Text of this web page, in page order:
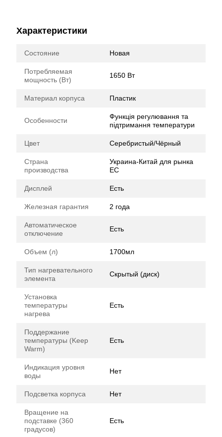
Характеристики
Состояние Новая
Потребляемая
мощность (Вт)
1650 Вт
Материал корпуса Пластик
Особенности
Функція регулювання та
підтримання температури
Цвет Серебристый/Чёрный
Страна
производства
Украина-Китай для рынка
ЕС
Дисплей Есть
Железная гарантия 2 года
Автоматическое
отключение
Есть
Объем (л) 1700мл
Тип нагревательного
элемента
Скрытый (диск)
Установка
температуры
нагрева
Есть
Поддержание
температуры (Keep
Warm)
Есть
Индикация уровня
воды
Нет
Подсветка корпуса Нет
Вращение на
подставке (360
градусов)
Есть